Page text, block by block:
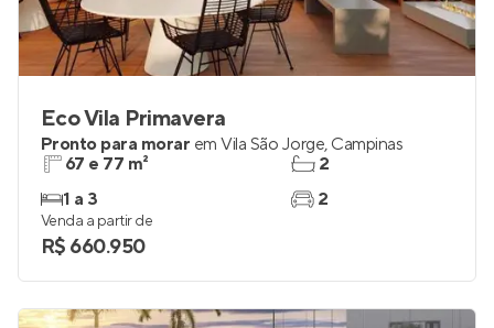
Eco Vila Primavera
Pronto para morar em Vila São Jorge, Campinas
67 e 77 m²
1 a 3
2
2
Venda a partir de
R$ 660.950